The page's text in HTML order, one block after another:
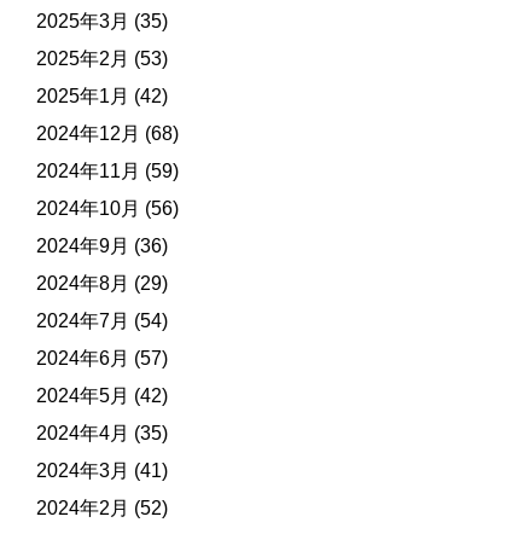
2025年3月 (35)
2025年2月 (53)
2025年1月 (42)
2024年12月 (68)
2024年11月 (59)
2024年10月 (56)
2024年9月 (36)
2024年8月 (29)
2024年7月 (54)
2024年6月 (57)
2024年5月 (42)
2024年4月 (35)
2024年3月 (41)
2024年2月 (52)